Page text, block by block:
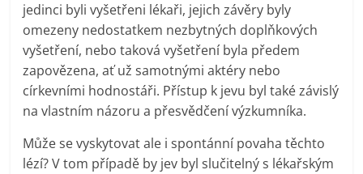
jedinci byli vyšetřeni lékaři, jejich závěry byly
omezeny nedostatkem nezbytných doplňkových
vyšetření, nebo taková vyšetření byla předem
zapovězena, ať už samotnými aktéry nebo
církevními hodnostáři. Přístup k jevu byl také závislý
na vlastním názoru a přesvědčení výzkumníka.
Může se vyskytovat ale i spontánní povaha těchto
lézí? V tom případě by jev byl slučitelný s lékařským